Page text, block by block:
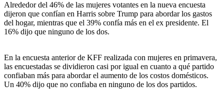
Alrededor del 46% de las mujeres votantes en la nueva encuesta
dijeron que confían en Harris sobre Trump para abordar los gastos
del hogar, mientras que el 39% confía más en el ex presidente. El
16% dijo que ninguno de los dos.
En la encuesta anterior de KFF realizada con mujeres en primavera,
las encuestadas se dividieron casi por igual en cuanto a qué partido
confiaban más para abordar el aumento de los costos domésticos.
Un 40% dijo que no confiaba en ninguno de los dos partidos.